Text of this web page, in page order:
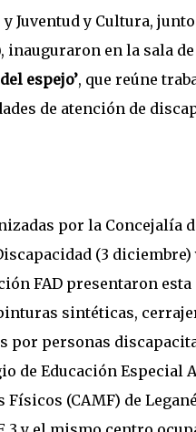
Juventud y Cultura,
inauguraron en la sala
espejo’, que reúne
de atención de
por la Concejalía
(3 diciembre)
FAD presentaron
sintéticas,
por personas
de Educación Especial
(CAMF) de